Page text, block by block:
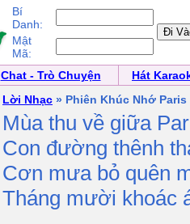
Bí
Danh:
Mật
Mã:
Chat - Trò Chuyện
Hát
Lời Nhạc » Phiên Khúc Nhớ Paris
Mùa thu về giữa
Con đường thênh
Cơn mưa bỏ quên
Tháng mười khoác